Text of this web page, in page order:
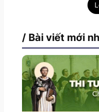
/ Bài viết mới